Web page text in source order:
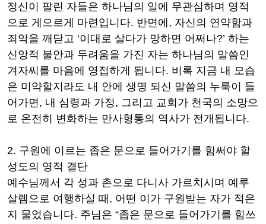
정신이 팔린 자들은 하나님의 일에 무관심하며 영적
으로 게으르게 마련입니다. 반면에 , 자신의 연약함과
죄악을 깨닫고 ‘이대로 살다가 망하면 어쩌나?’ 하는
신앙적 불안과 두려움을 가진 자는 하나님의 말씀인
겨자씨를 마음에 영접하게 됩니다. 비록 지금 내 모습
은 미약할지라도 내 안에 생명 되신 말씀의 누룩이 들
어가면, 내 심령과 가정, 그리고 교회가 천국의 소망으
로 온전히 변화하는 만사형통의 역사가 전개됩니다.
2. 구원에 이르는 좁은 문으로 들어가기를 힘써야 할
성도의 영적 결단
예수님께서 각 성과 촌으로 다니사 가르치시며 예루
살렘으로 여행하실 때 , 어떤 이가 구원받는 자가 적은
지 물었습니다. 주님은 “좁은 문으로 들어가기를 힘쓰